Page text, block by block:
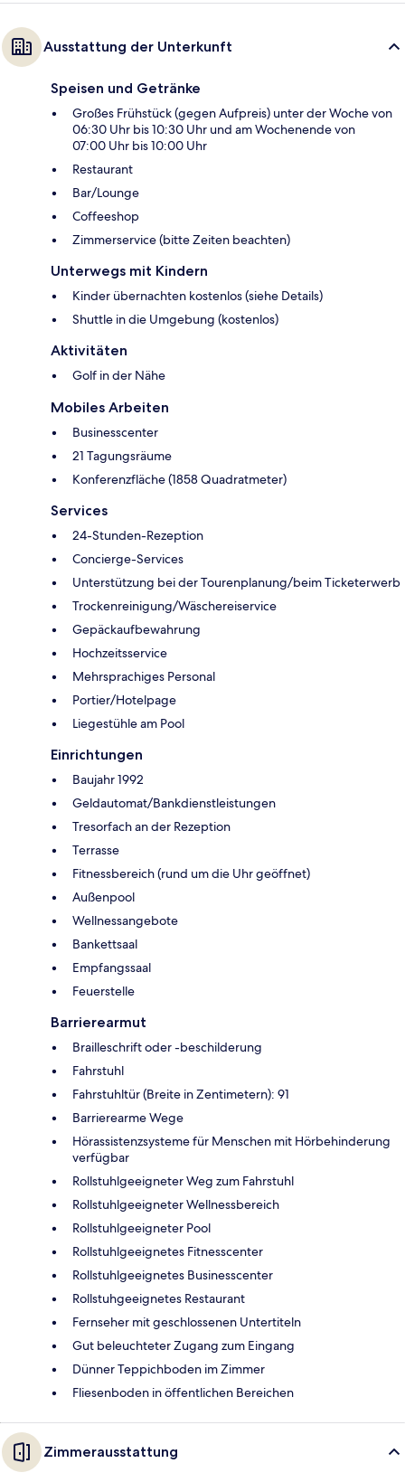
Ausstattung der Unterkunft
Speisen und Getränke
Großes Frühstück (gegen Aufpreis) unter der Woche von
06:30 Uhr bis 10:30 Uhr und am Wochenende von
07:00 Uhr bis 10:00 Uhr
Restaurant
Bar/Lounge
Coffeeshop
Zimmerservice (bitte Zeiten beachten)
Unterwegs mit Kindern
Kinder übernachten kostenlos (siehe Details)
Shuttle in die Umgebung (kostenlos)
Aktivitäten
Golf in der Nähe
Mobiles Arbeiten
Businesscenter
21 Tagungsräume
Konferenzfläche (1858 Quadratmeter)
Services
24-Stunden-Rezeption
Concierge-Services
Unterstützung bei der Tourenplanung/beim Ticketerwerb
Trockenreinigung/Wäschereiservice
Gepäckaufbewahrung
Hochzeitsservice
Mehrsprachiges Personal
Portier/Hotelpage
Liegestühle am Pool
Einrichtungen
Baujahr 1992
Geldautomat/Bankdienstleistungen
Tresorfach an der Rezeption
Terrasse
Fitnessbereich (rund um die Uhr geöffnet)
Außenpool
Wellnessangebote
Bankettsaal
Empfangssaal
Feuerstelle
Barrierearmut
Brailleschrift oder -beschilderung
Fahrstuhl
Fahrstuhltür (Breite in Zentimetern): 91
Barrierearme Wege
Hörassistenzsysteme für Menschen mit Hörbehinderung
verfügbar
Rollstuhlgeeigneter Weg zum Fahrstuhl
Rollstuhlgeeigneter Wellnessbereich
Rollstuhlgeeigneter Pool
Rollstuhlgeeignetes Fitnesscenter
Rollstuhlgeeignetes Businesscenter
Rollstuhgeeignetes Restaurant
Fernseher mit geschlossenen Untertiteln
Gut beleuchteter Zugang zum Eingang
Dünner Teppichboden im Zimmer
Fliesenboden in öffentlichen Bereichen
Zimmerausstattung